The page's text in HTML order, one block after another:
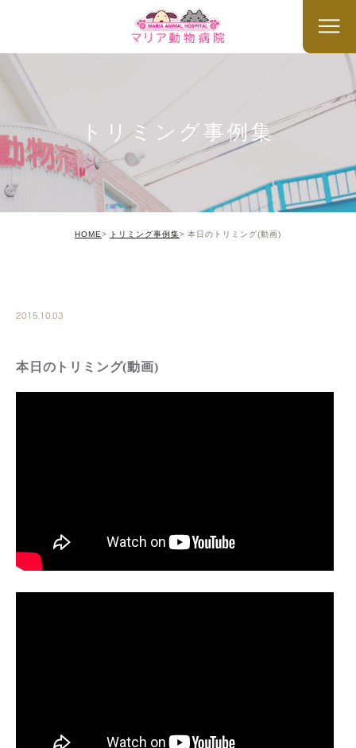
トリミング事例集
HOME トリミング事例集 本日のトリミング(動画)
2015.10.03
本日のトリミング(動画)